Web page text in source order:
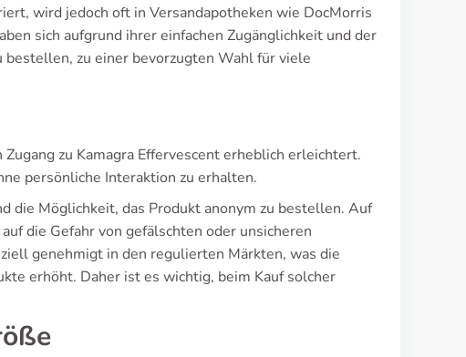
wird jedoch oft in Versandapotheken wie DocMorris
sich aufgrund ihrer einfachen Zugänglichkeit und der
zu einer bevorzugten Wahl für viele
zu Kamagra Effervescent erheblich erleichtert.
persönliche Interaktion zu erhalten.
die Möglichkeit, das Produkt anonym zu bestellen. Auf
die Gefahr von gefälschten oder unsicheren
genehmigt in den regulierten Märkten, was die
erhöht. Daher ist es wichtig, beim Kauf solcher